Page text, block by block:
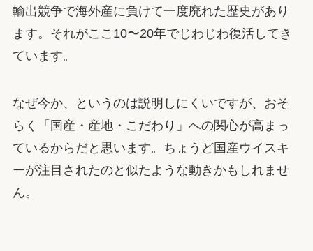
輸出競争で海外産に負けて一度廃れた歴史があり
ます。それがここ10〜20年でじわじわ復活してき
ています。
なぜ今か、というのは説明しにくいですが、おそ
らく「国産・産地・こだわり」への関心が高まっ
ているからだと思います。ちょうど国産ウイスキ
ーが注目されたのと似たような動きかもしれませ
ん。